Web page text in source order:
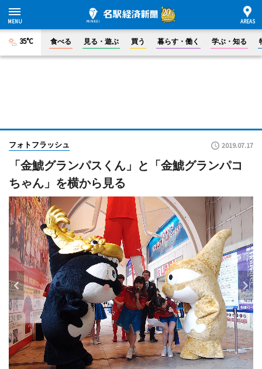
35°C 食べる 見る・遊ぶ 買う 暮らす・働く 学ぶ・知る
フォトフラッシュ 2019.07.17
「金鯱グランパスくん」と「金鯱グランパコ
ちゃん」を横から見る